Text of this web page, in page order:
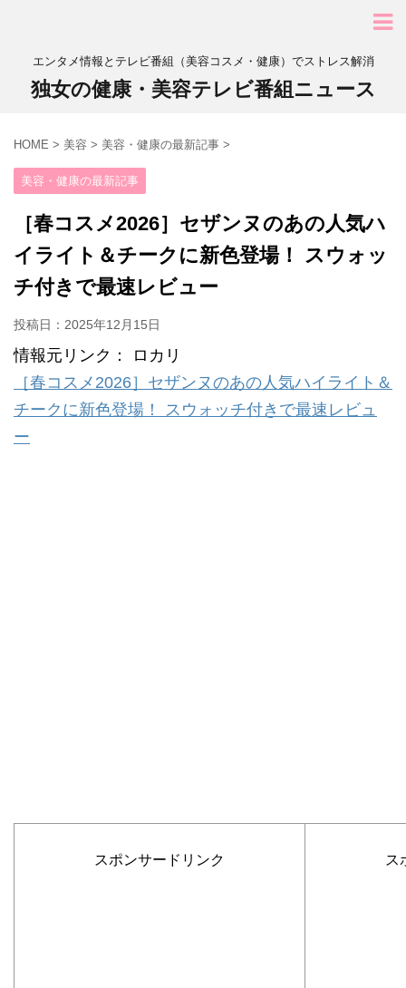
エンタメ情報とテレビ番組（美容コスメ・健康）でストレス解消
独女の健康・美容テレビ番組ニュース
HOME > 美容 > 美容・健康の最新記事 >
美容・健康の最新記事
［春コスメ2026］セザンヌのあの人気ハ
イライト＆チークに新色登場！ スウォッ
チ付きで最速レビュー
投稿日： 2025年12月15日
情報元リンク： ロカリ
［春コスメ2026］セザンヌのあの人気ハイライト＆
チークに新色登場！ スウォッチ付きで最速レビュ
ー
スポンサードリンク ス